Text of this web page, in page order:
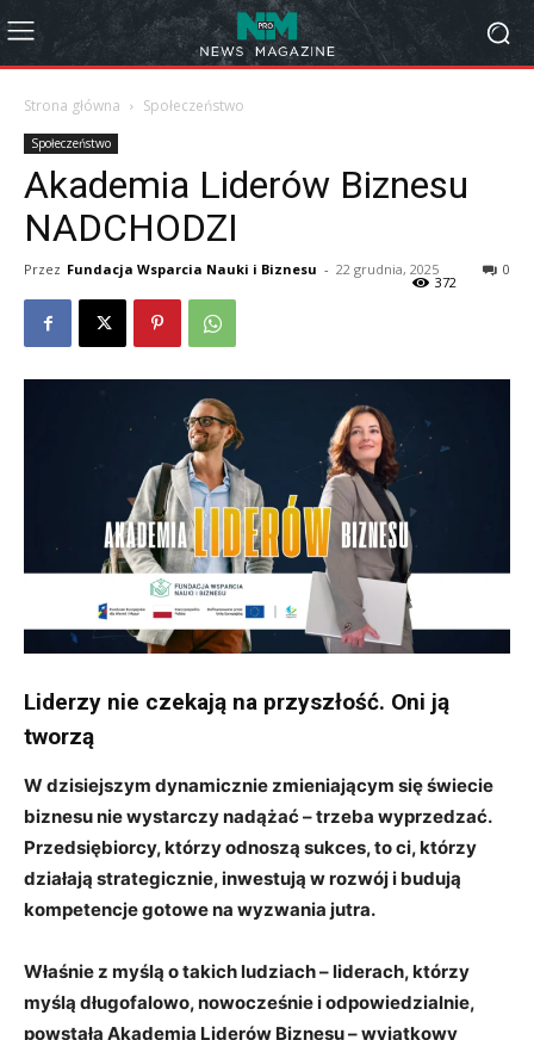
Strona główna Społeczeństwo
Społeczeństwo
Akademia Liderów Biznesu
NADCHODZI
Przez Fundacja Wsparcia Nauki i Biznesu - 22 grudnia, 2025 0
372
Liderzy nie czekają na przyszłość. Oni ją
tworzą
W dzisiejszym dynamicznie zmieniającym się świecie
biznesu nie wystarczy nadążać – trzeba wyprzedzać.
Przedsiębiorcy, którzy odnoszą sukces, to ci, którzy
działają strategicznie, inwestują w rozwój i budują
kompetencje gotowe na wyzwania jutra.
Właśnie z myślą o takich ludziach – liderach, którzy
myślą długofalowo, nowocześnie i odpowiedzialnie,
powstała Akademia Liderów Biznesu – wyjątkowy